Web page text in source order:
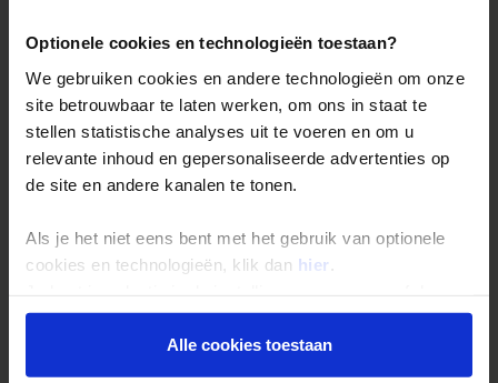
Optionele cookies en technologieën toestaan?
We gebruiken cookies en andere technologieën om onze
site betrouwbaar te laten werken, om ons in staat te
stellen statistische analyses uit te voeren en om u
relevante inhoud en gepersonaliseerde advertenties op
de site en andere kanalen te tonen.
Als je het niet eens bent met het gebruik van optionele
cookies en technologieën, klik dan hier
onder aan de pagina op elk gewenst moment voor de
toekomst wijzigen.Alle cookies toestaan
Inloggen op mijn.Shoestring
Reisthema's
Groepsreizen
Single reizen
Gegarandeerde reizen
Over Shoestring